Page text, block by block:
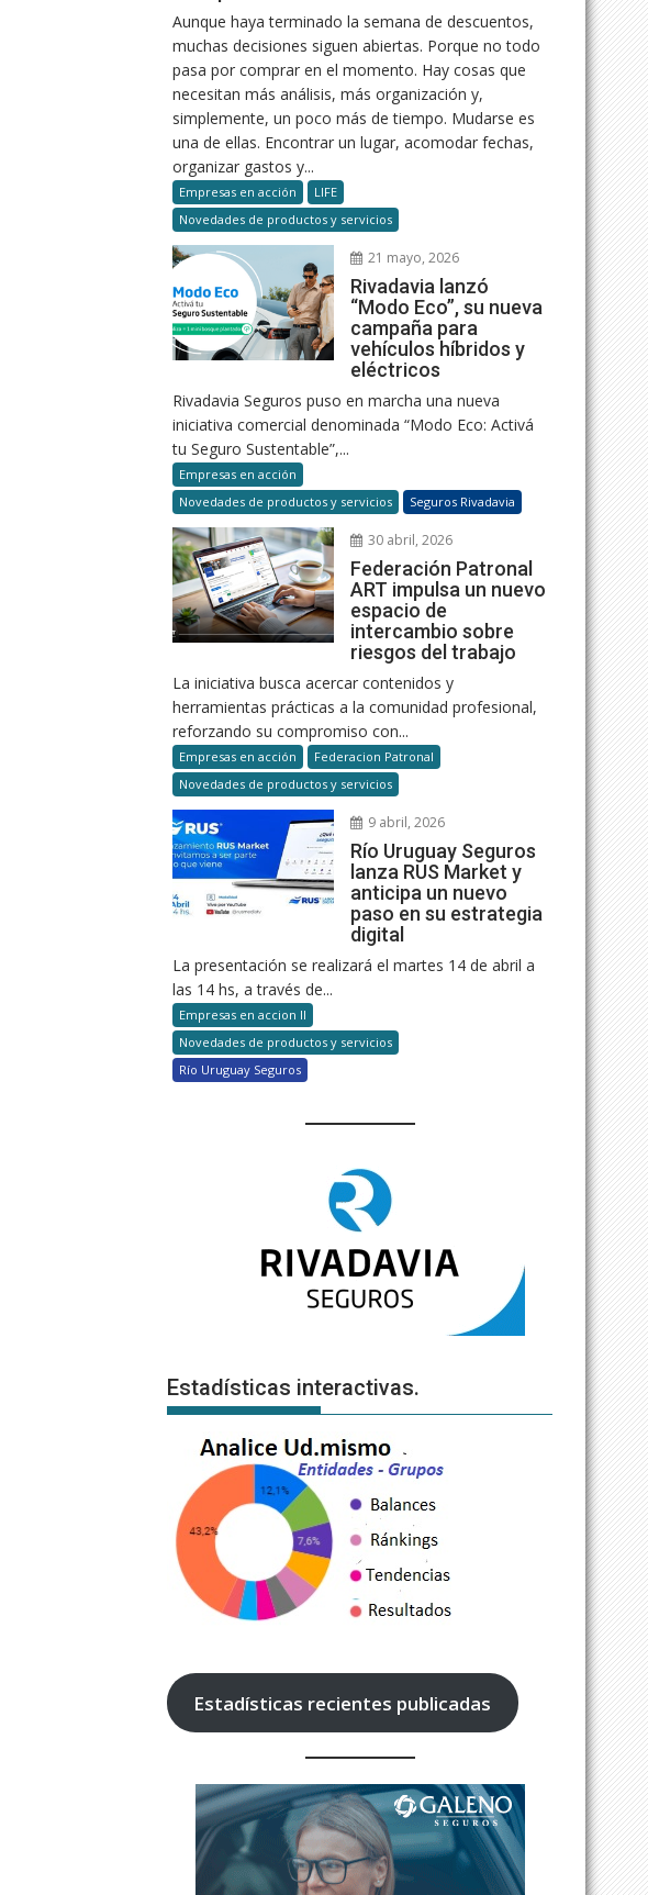
Aunque haya terminado la semana de descuentos,
muchas decisiones siguen abiertas. Porque no todo
pasa por comprar en el momento. Hay cosas que
necesitan más análisis, más organización y,
simplemente, un poco más de tiempo. Mudarse es
una de ellas. Encontrar un lugar, acomodar fechas,
organizar gastos y...
Empresas en acción
LIFE
Novedades de productos y servicios
21 mayo, 2026
Rivadavia lanzó
“Modo Eco”, su nueva
campaña para
vehículos híbridos y
eléctricos
Rivadavia Seguros puso en marcha una nueva
iniciativa comercial denominada “Modo Eco: Activá
tu Seguro Sustentable”,...
Empresas en acción
Novedades de productos y servicios
Seguros Rivadavia
30 abril, 2026
Federación Patronal
ART impulsa un nuevo
espacio de
intercambio sobre
riesgos del trabajo
La iniciativa busca acercar contenidos y
herramientas prácticas a la comunidad profesional,
reforzando su compromiso con...
Empresas en acción
Federacion Patronal
Novedades de productos y servicios
9 abril, 2026
Río Uruguay Seguros
lanza RUS Market y
anticipa un nuevo
paso en su estrategia
digital
La presentación se realizará el martes 14 de abril a
las 14 hs, a través de...
Empresas en accion II
Novedades de productos y servicios
Río Uruguay Seguros
Estadísticas interactivas.
Estadísticas recientes publicadas